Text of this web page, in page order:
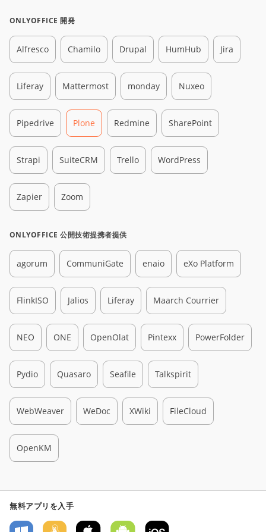
ONLYOFFICE 開発
Alfresco Chamilo Drupal HumHub Jira
Liferay Mattermost monday Nuxeo
Pipedrive Plone Redmine SharePoint
Strapi SuiteCRM Trello WordPress
Zapier Zoom
ONLYOFFICE 公開技術提携者提供
agorum CommuniGate enaio eXo Platform
FlinkISO Jalios Liferay Maarch Courrier
NEO ONE OpenOlat Pintexx PowerFolder
Pydio Quasaro Seafile Talkspirit
WebWeaver WeDoc XWiki FileCloud
OpenKM
無料アプリを入手